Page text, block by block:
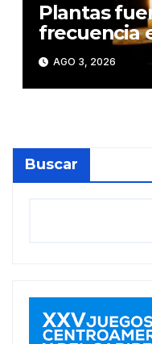
Plantas
frecuencia
calor
AGO 3, 2026
Buscar